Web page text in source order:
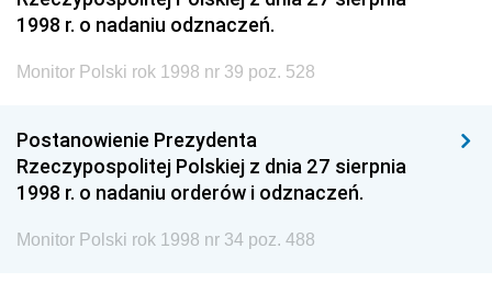
1998 r. o nadaniu odznaczeń.
Monitor Polski rok 1998 nr 39 poz. 528
Postanowienie Prezydenta
Rzeczypospolitej Polskiej z dnia 27 sierpnia
1998 r. o nadaniu orderów i odznaczeń.
Monitor Polski rok 1998 nr 34 poz. 488